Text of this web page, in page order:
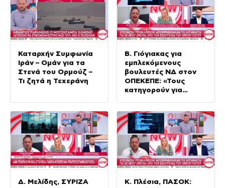
Καταρχήν Συμφωνία
Ιράν – Ομάν για τα
Στενά του Ορμούζ –
Τι ζητά η Τεχεράνη
Β. Γιόγιακας για
εμπλεκόμενους
βουλευτές ΝΔ στον
ΟΠΕΚΕΠΕ: «Τους
κατηγορούν για
εξυπηρετήσουν
συμπολίτες»
Δ. Μελίδης, ΣΥΡΙΖΑ
Κ. Πλέσια, ΠΑΣΟΚ: